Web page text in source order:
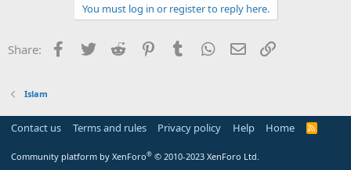
You must log in or register to reply here.
Share: Facebook
Twitter Reddit PinterestTumblr WhatsApp
Email
Islam
Contact us Terms and rules Privacy policy Help Home
R
Community platform by XenForo® © 2010-2023 XenForo Ltd.